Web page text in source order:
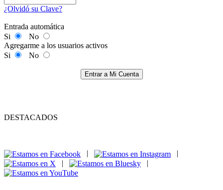
¿Olvidó su Clave?
Entrada automática
Si
No
Agregarme a los usuarios activos
Si
No
Entrar a Mi Cuenta
DESTACADOS
|
|